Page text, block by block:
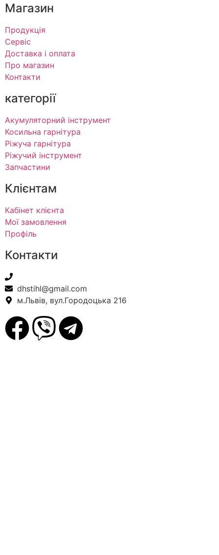
Магазин
Продукція
Сервіс
Доставка і оплата
Про магазин
Контакти
категорії
Акумуляторний інструмент
Косильна гарнітура
Ріжуча гарнітура
Ріжучий інструмент
Запчастини
Клієнтам
Кабінет клієнта
Мої замовлення
Профіль
Контакти
dhstihl@gmail.com
м.Львів, вул.Городоцька 216